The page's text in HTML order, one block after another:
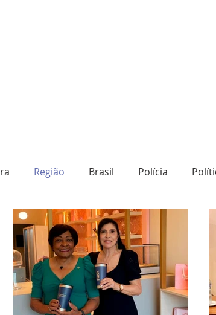
Região Brasil Polícia
Destaque Transporte Social